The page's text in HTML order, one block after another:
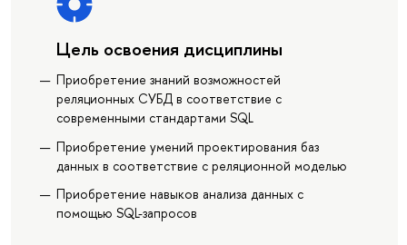
Цель освоения дисциплины
Приобретение знаний возможностей
реляционных СУБД в соответствие с
современными стандартами SQL
Приобретение умений проектирования баз
данных в соответствие с реляционной моделью
Приобретение навыков анализа данных с
помощью SQL-запросов